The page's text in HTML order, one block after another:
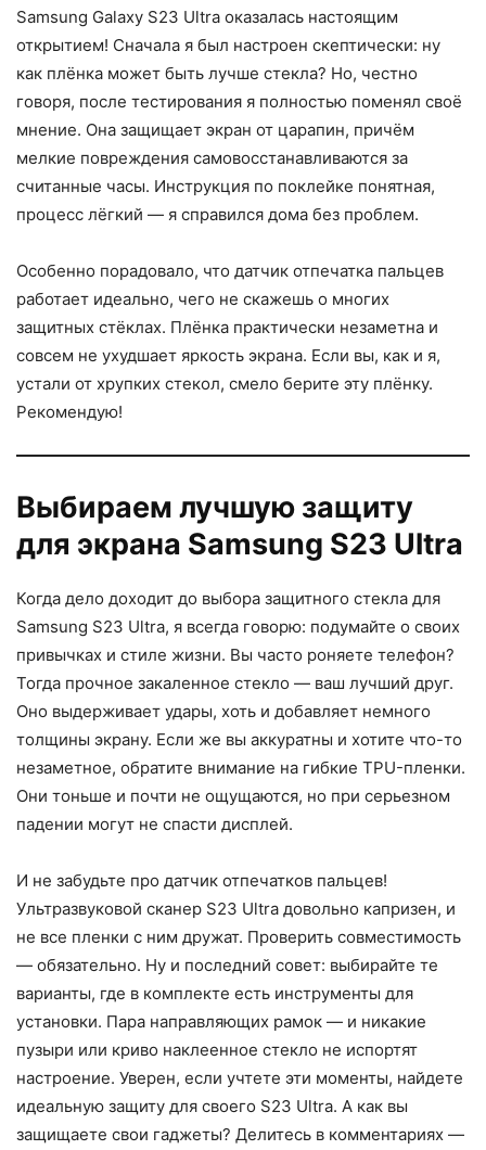
Samsung Galaxy S23 Ultra оказалась настоящим
открытием! Сначала я был настроен скептически: ну
как плёнка может быть лучше стекла? Но, честно
говоря, после тестирования я полностью поменял своё
мнение. Она защищает экран от царапин, причём
мелкие повреждения самовосстанавливаются за
считанные часы. Инструкция по поклейке понятная,
процесс лёгкий — я справился дома без проблем.
Особенно порадовало, что датчик отпечатка пальцев
работает идеально, чего не скажешь о многих
защитных стёклах. Плёнка практически незаметна и
совсем не ухудшает яркость экрана. Если вы, как и я,
устали от хрупких стекол, смело берите эту плёнку.
Рекомендую!
Выбираем лучшую защиту
для экрана Samsung S23 Ultra
Когда дело доходит до выбора защитного стекла для
Samsung S23 Ultra, я всегда говорю: подумайте о своих
привычках и стиле жизни. Вы часто роняете телефон?
Тогда прочное закаленное стекло — ваш лучший друг.
Оно выдерживает удары, хоть и добавляет немного
толщины экрану. Если же вы аккуратны и хотите что-то
незаметное, обратите внимание на гибкие TPU-пленки.
Они тоньше и почти не ощущаются, но при серьезном
падении могут не спасти дисплей.
И не забудьте про датчик отпечатков пальцев!
Ультразвуковой сканер S23 Ultra довольно капризен, и
не все пленки с ним дружат. Проверить совместимость
— обязательно. Ну и последний совет: выбирайте те
варианты, где в комплекте есть инструменты для
установки. Пара направляющих рамок — и никакие
пузыри или криво наклеенное стекло не испортят
настроение. Уверен, если учтете эти моменты, найдете
идеальную защиту для своего S23 Ultra. А как вы
защищаете свои гаджеты? Делитесь в комментариях —